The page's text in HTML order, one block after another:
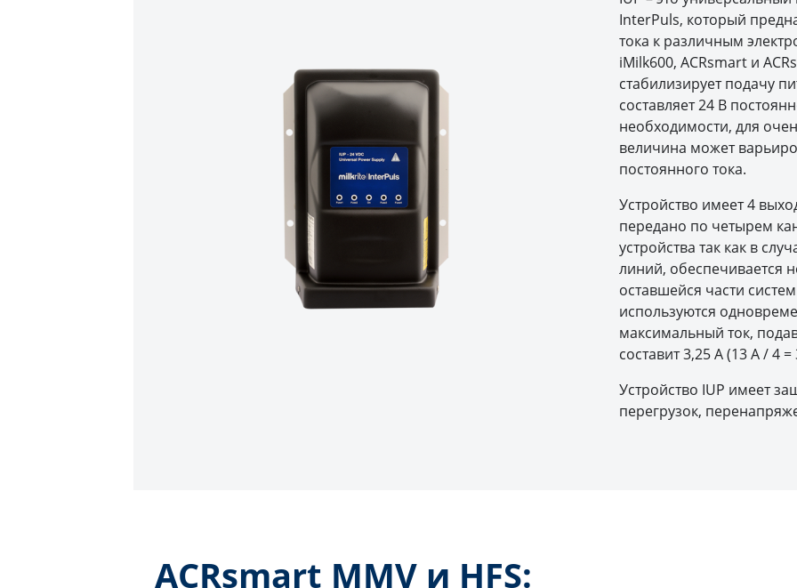
InterPuls, который
тока к различным
iMilk600, ACRsmart и
стабилизирует подачу
составляет 24 В
необходимости, для
величина может
постоянного тока.
Устройство имеет 4
передано по четырем
устройства так как в
линий, обеспечивается
оставшейся части
используются
максимальный ток,
составит 3,25 А (13 А / 4 =
Устройство IUP имеет
перегрузок,
ACRsmart MMV и HFS: